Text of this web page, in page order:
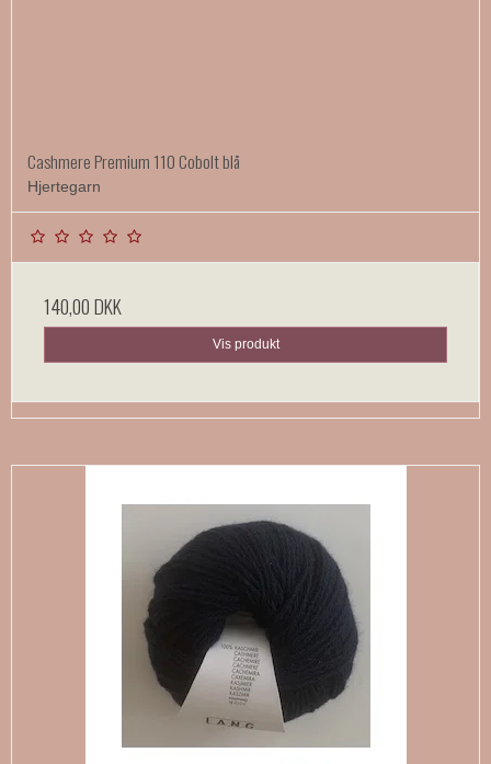
Cashmere Premium 110 Cobolt blå
Hjertegarn
140,00 DKK
Vis produkt